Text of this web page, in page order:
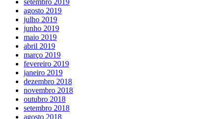
setembro 2019
agosto 2019
julho 2019
junho 2019
maio 2019
abril 2019
março 2019
fevereiro 2019
janeiro 2019
dezembro 2018
novembro 2018
outubro 2018
setembro 2018
agosto 2018